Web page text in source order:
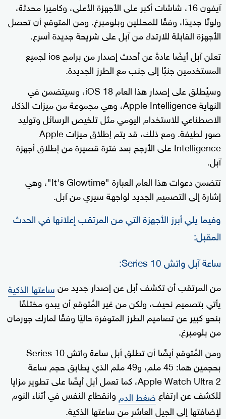
آيفون 16، شاشات أكبر على الأجهزة الأعلى، وكاميرا محدثة،
ولونًا جديدًا، وفقًا للمحللين وبلومبرغ. ومن المتوقع أن تحصل
الأجهزة القابلة للارتداء من آبل على شريحة جديدة أسرع.
تعلن آبل أيضًا عادةً عن أحدث إصدار من برامج ios لجميع
المستخدمين جنبًا إلى جنب مع الطرز الجديدة.
وسيُطلق على إصدار هذا العام iOS 18، وسيتضمن في
النهاية Apple Intelligence، وهي مجموعة من ميزات الذكاء
الاصطناعي للاستخدام اليومي مثل تلخيص الرسائل وتوليد
صور لطيفة. ومع ذلك، قد يتم إطلاق ميزات Apple
Intelligence على الأرجح بعد فترة قصيرة من إطلاق أجهزة
آبل.
تتضمن دعوات هذا العام العبارة "It's Glowtime"، وهي
إشارة إلى التصميم الجديد لواجهة سيري من آبل.
وفيما يلي أبرز الأجهزة التي من المرتقب إعلانها في الحدث
المقبل:
ساعة آبل واتش Series 10:
من المرتقب أن تكشف أبل عن إصدار جديد منساعتها الذكية
يأتي بتصميم نحيف، ولكن من غير المُتوقع أن يبدو مختلفًا
بنحو كبير عن تصاميم الطرز المتوفرة حاليًا وفقًا لمارك جورمان
من بلومبرغ.
ومن المُتوقع أيضًا أن تطلق أبل ساعة واتش Series 10
بحجمين هما: 45 ملم، و49 ملم الذي يطابق حجم ساعة
Apple Watch Ultra 2، كما تعمل أبل أيضًا على تطوير مزايا
للكشف عن ارتفاع ضغط الدموانقطاع النفس في أثناء النوم
لإضافتها إلى الجيل العاشر من ساعتها الذكية.